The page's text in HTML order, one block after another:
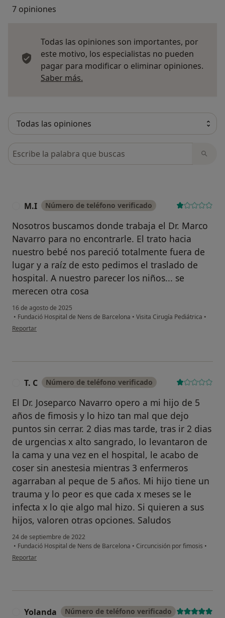
7 opiniones
Todas las opiniones son importantes, por
este motivo, los especialistas no pueden
pagar para modificar o eliminar opiniones.
Saber más.
Busca en opiniones
M.I Número de teléfono verificado
Nosotros buscamos donde trabaja el Dr. Marco
Navarro para no encontrarle. El trato hacia
nuestro bebé nos pareció totalmente fuera de
lugar y a raíz de esto pedimos el traslado de
hospital. A nuestro parecer los niños... se
merecen otra cosa
16 de agosto de 2025
• Fundació Hospital de Nens de Barcelona • Visita Cirugía Pediátrica •
en opinión del usuario M.I
Reportar
T. C Número de teléfono verificado
El Dr. Joseparco Navarro opero a mi hijo de 5
años de fimosis y lo hizo tan mal que dejo
puntos sin cerrar. 2 dias mas tarde, tras ir 2 dias
de urgencias x alto sangrado, lo levantaron de
la cama y una vez en el hospital, le acabo de
coser sin anestesia mientras 3 enfermeros
agarraban al peque de 5 años. Mi hijo tiene un
trauma y lo peor es que cada x meses se le
infecta x lo qie algo mal hizo. Si quieren a sus
hijos, valoren otras opciones. Saludos
24 de septiembre de 2022
• Fundació Hospital de Nens de Barcelona • Circuncisión por fimosis •
en opinión del usuario T. C
Reportar
Yolanda Número de teléfono verificado